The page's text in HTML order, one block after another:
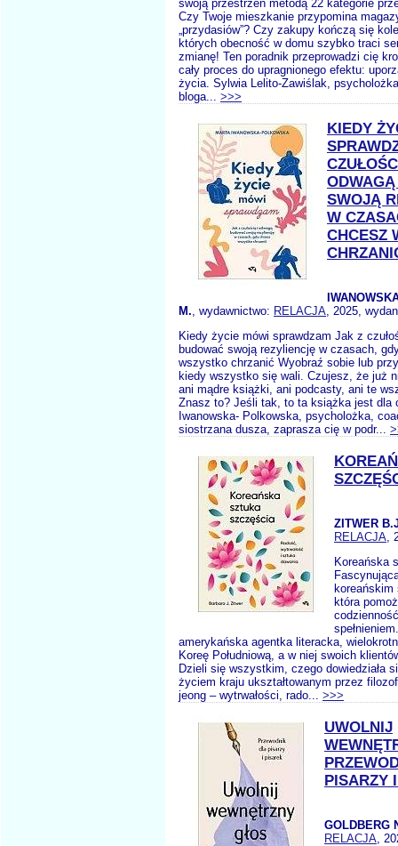
swoją przestrzeń metodą 22 kategorie
Czy Twoje mieszkanie przypomina
„przydasiów”? Czy zakupy kończą się
których obecność w domu szybko traci
zmianę! Ten poradnik przeprowadzi cię
cały proces do upragnionego efektu:
życia. Sylwia Lelito-Zawiślak,
bloga... >>>
KIEDY
SWOJĄ
W
CHCESZ
M., wydawnictwo: RELACJA, 2025,
Kiedy życie mówi sprawdzam Jak z
budować swoją rezyliencję w czasach,
wszystko chrzanić Wyobraź sobie lub
kiedy wszystko się wali. Czujesz, że już
ani mądre książki, ani podcasty, ani te
Znasz to? Jeśli tak, to ta książka jest dla
Iwanowska- Polkowska, psycholożka,
siostrzana dusza, zaprasza cię w podr...
ZITWER
RELACJA,
Koreańska
która
amerykańska agentka literacka,
Koreę Południową, a w niej swoich
Dzieli się wszystkim, czego dowiedziała
życiem kraju ukształtowanym przez
jeong – wytrwałości, rado... >>>
UWOLNIJ
PISARZY
GOLDBERG
RELACJA,